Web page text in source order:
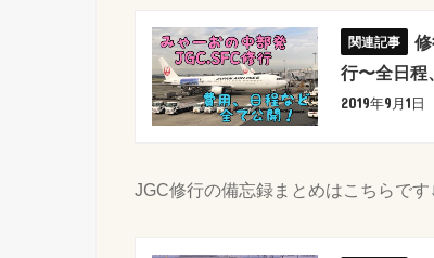
行〜全日程
2019年9月1日
JGC修行の備忘録まとめはこちらです